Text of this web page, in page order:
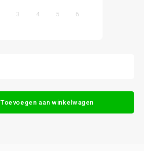
3 4 5 6
Toevoegen aan winkelwagen